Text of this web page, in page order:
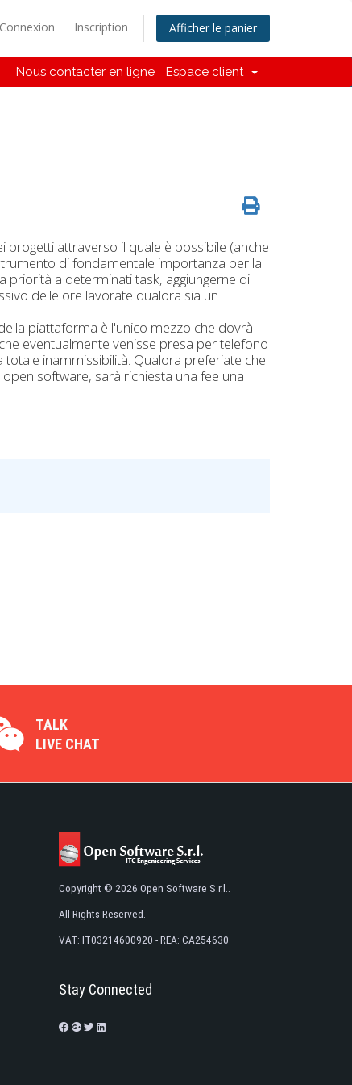
Connexion Inscription Afficher le panier
Nous contacter en ligne Espace client
attraverso il quale è possibile (anche
di fondamentale importanza per la
a determinati task, aggiungerne di
delle ore lavorate qualora sia un
piattaforma è l'unico mezzo che dovrà
eventualmente venisse presa per telefono
inammissibilità. Qualora preferiate che
software, sarà richiesta una fee una
TALK
LIVE CHAT
Copyright © 2026 Open Software S.r.l..
All Rights Reserved.
VAT: IT03214600920 - REA: CA254630
Stay Connected